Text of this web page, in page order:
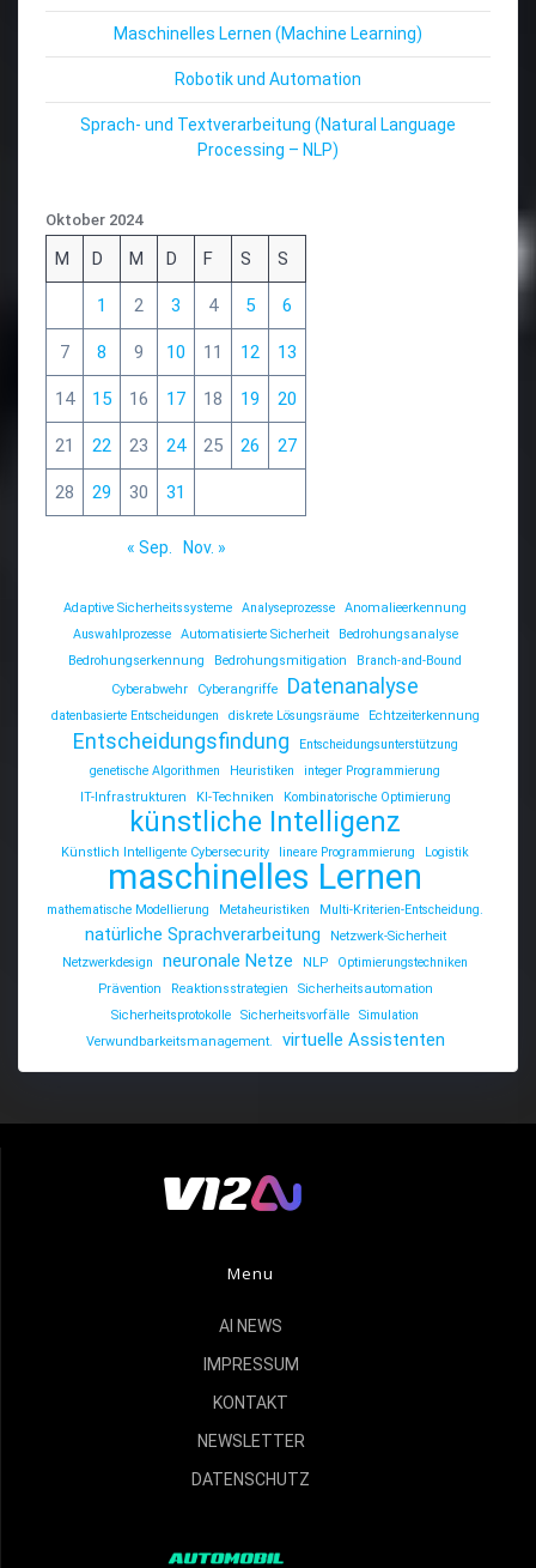
Maschinelles Lernen (Machine Learning)
Robotik und Automation
Sprach- und Textverarbeitung (Natural Language
Processing – NLP)
Oktober 2024
M D M D F S S
1 2 3 4 5 6
7 8 9 10 11 12 13
14 15 16 17 18 19 20
21 22 23 24 25 26 27
28 29 30 31
« Sep. Nov. »
Adaptive Sicherheitssysteme Analyseprozesse
Anomalieerkennung
Auswahlprozesse
Automatisierte Sicherheit
Bedrohungsanalyse
Bedrohungserkennung
Bedrohungsmitigation
Branch-and-Bound
Cyberabwehr
Cyberangriffe Datenanalyse
datenbasierte Entscheidungen diskrete Lösungsräume Echtzeiterkennung
Entscheidungsfindung
Entscheidungsunterstützung
genetische Algorithmen
Heuristiken
integer Programmierung
IT-Infrastrukturen
KI-Techniken Kombinatorische Optimierung
künstliche Intelligenz
Künstlich Intelligente Cybersecurity lineare Programmierung Logistik
maschinelles Lernen
mathematische Modellierung Metaheuristiken Multi-Kriterien-Entscheidung.
natürliche Sprachverarbeitung
Netzwerk-Sicherheit
Netzwerkdesign
neuronale Netze NLP
Optimierungstechniken
Prävention
Reaktionsstrategien
Sicherheitsautomation
Sicherheitsprotokolle
Sicherheitsvorfälle
Simulation
Verwundbarkeitsmanagement.
virtuelle Assistenten
Menu
AI NEWS
IMPRESSUM
KONTAKT
NEWSLETTER
DATENSCHUTZ